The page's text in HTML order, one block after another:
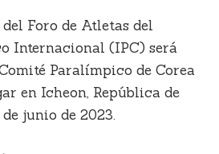
Foro de Atletas del
Internacional (IPC) será
Paralímpico de Corea
en Icheon, República de
junio de 2023.